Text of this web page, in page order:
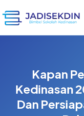
Kapan
Kedinasan
Dan